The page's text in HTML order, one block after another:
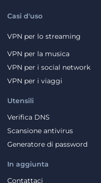
Casi d'uso
VPN per lo streaming
VPN per la musica
VPN per i social network
VPN per i viaggi
In aggiunta
Contattaci
Utensili
Verifica DNS
Scansione antivirus
Generatore di password